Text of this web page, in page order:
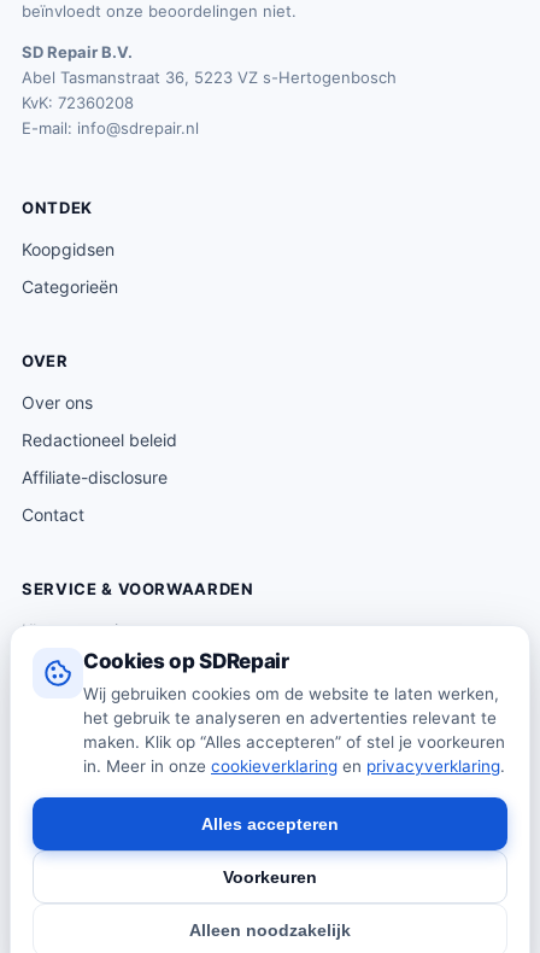
Cookies op SDRepair
Wij gebruiken cookies om de website te laten werken,
het gebruik te analyseren en advertenties relevant te
maken. Klik op “Alles accepteren” of stel je voorkeuren
in. Meer in onze cookieverklaring en privacyverklaring.
Alleen noodzakelijk
Voorkeuren
Alles accepteren
beïnvloedt onze beoordelingen niet.
SD Repair B.V.
Abel Tasmanstraat 36, 5223 VZ s-Hertogenbosch
KvK: 72360208
E-mail: info@sdrepair.nl
ONTDEK
Koopgidsen
Categorieën
OVER
Over ons
Redactioneel beleid
Affiliate-disclosure
Contact
SERVICE & VOORWAARDEN
Klantenservice
Verzending & levering
Retourneren
Algemene voorwaarden
verkopen zelf geen producten · Alle prijzen onder voorbehoud.